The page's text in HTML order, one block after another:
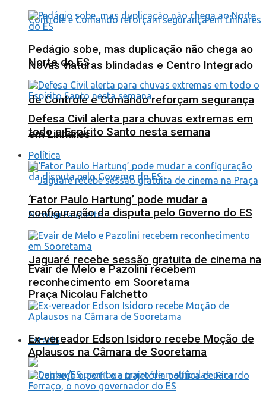
Novas viaturas blindadas e Centro Integrado
de Controle e Comando reforçam segurança
em Linhares
Jaguaré recebe sessão gratuita de cinema na
Praça Nicolau Falchetto
Estado
Pedágio sobe, mas duplicação não chega ao
Norte do ES
Defesa Civil alerta para chuvas extremas em
todo o Espírito Santo nesta semana
Política
‘Fator Paulo Hartung’ pode mudar a
configuração da disputa pelo Governo do ES
Evair de Melo e Pazolini recebem
reconhecimento em Sooretama
Ex-vereador Edson Isidoro recebe Moção de
Aplausos na Câmara de Sooretama